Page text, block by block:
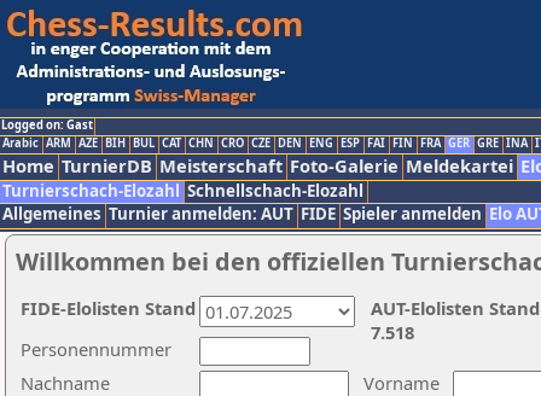
Logged on: Gast
Arabic ARM AZE BIH BUL CAT CHN CRO CZE DEN ENG ESP FAI FIN FRA GER GRE INA
Home TurnierDB Meisterschaft Foto-Galerie Meldekartei
Turnierschach-Elozahl Schnellschach-Elozahl
Allgemeines Turnier anmelden: AUT FIDE Spieler anmelden Elo
Willkommen bei den offiziellen
Nachname
Vorname
Personennummer
AUT-Elolisten
7.518
FIDE-Elolisten Stand